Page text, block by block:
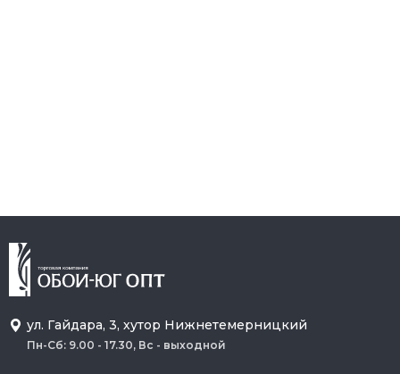
ул. Гайдара, 3, хутор Нижнетемерницкий
Пн-Сб: 9.00 - 17.30, Вс - выходной